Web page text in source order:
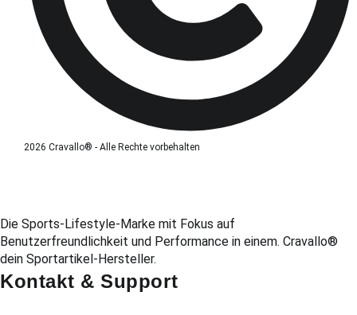
2026 Cravallo® - Alle Rechte vorbehalten
Die Sports-Lifestyle-Marke mit Fokus auf
Benutzerfreundlichkeit und Performance in einem. Cravallo®
dein Sportartikel-Hersteller.
Kontakt & Support